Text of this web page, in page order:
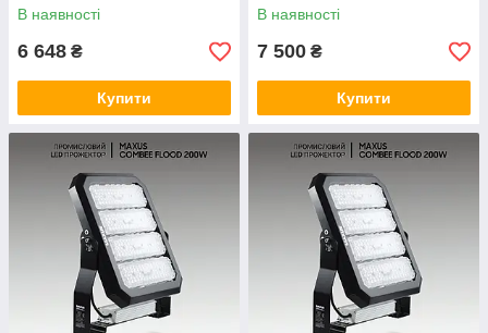
підвісні світильники колокол
В наявності
6 648 ₴
Купити
підвісні світильники колокол
В наявності
7 500 ₴
Купити